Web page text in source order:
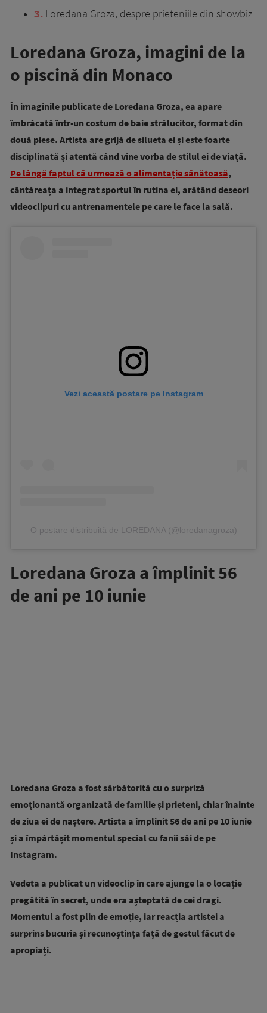
3 Loredana Groza, despre prieteniile din showbiz
Loredana Groza, imagini de la
o piscină din Monaco
În imaginile publicate de Loredana Groza, ea apare
îmbrăcată într-un costum de baie strălucitor, format din
două piese. Artista are grijă de silueta ei și este foarte
disciplinată și atentă când vine vorba de stilul ei de viață.
Pe lângă faptul că urmează o alimentație sănătoasă,
cântăreața a integrat sportul în rutina ei, arătând deseori
videoclipuri cu antrenamentele pe care le face la sală.
Vezi această postare pe Instagram
O postare distribuită de LOREDANA (@loredanagroza)
Loredana Groza a împlinit 56
de ani pe 10 iunie
Loredana Groza a fost sărbătorită cu o surpriză
emoționantă organizată de familie și prieteni, chiar înainte
de ziua ei de naștere. Artista a împlinit 56 de ani pe 10 iunie
și a împărtășit momentul special cu fanii săi de pe
Instagram.
Vedeta a publicat un videoclip în care ajunge la o locație
pregătită în secret, unde era așteptată de cei dragi.
Momentul a fost plin de emoție, iar reacția artistei a
surprins bucuria și recunoștința față de gestul făcut de
apropiați.